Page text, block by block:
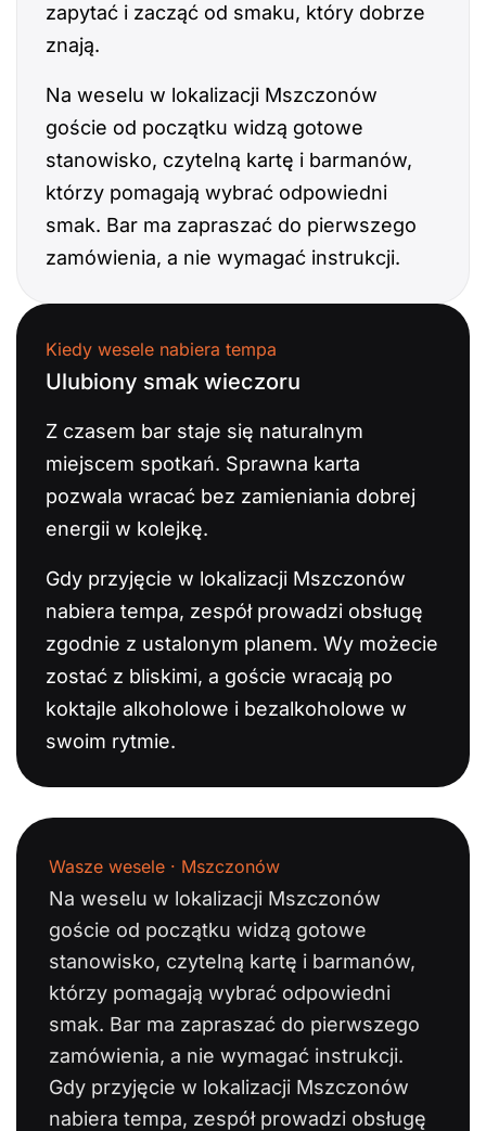
zapytać i zacząć od smaku, który dobrze
znają.
Na weselu w lokalizacji Mszczonów
goście od początku widzą gotowe
stanowisko, czytelną kartę i barmanów,
którzy pomagają wybrać odpowiedni
smak. Bar ma zapraszać do pierwszego
zamówienia, a nie wymagać instrukcji.
Kiedy wesele nabiera tempa
Ulubiony smak wieczoru
Z czasem bar staje się naturalnym
miejscem spotkań. Sprawna karta
pozwala wracać bez zamieniania dobrej
energii w kolejkę.
Gdy przyjęcie w lokalizacji Mszczonów
nabiera tempa, zespół prowadzi obsługę
zgodnie z ustalonym planem. Wy możecie
zostać z bliskimi, a goście wracają po
koktajle alkoholowe i bezalkoholowe w
swoim rytmie.
Wasze wesele · Mszczonów
Na weselu w lokalizacji Mszczonów
goście od początku widzą gotowe
stanowisko, czytelną kartę i barmanów,
którzy pomagają wybrać odpowiedni
smak. Bar ma zapraszać do pierwszego
zamówienia, a nie wymagać instrukcji.
Gdy przyjęcie w lokalizacji Mszczonów
nabiera tempa, zespół prowadzi obsługę